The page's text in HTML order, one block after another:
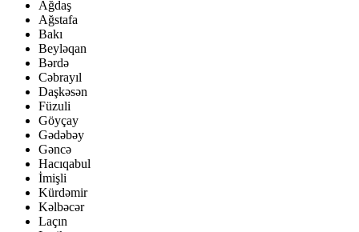
Ağdaş
Ağstafa
Bakı
Beyləqan
Bərdə
Cəbrayıl
Daşkəsən
Füzuli
Göyçay
Gədəbəy
Gəncə
Hacıqabul
İmişli
Kürdəmir
Kəlbəcər
Laçın